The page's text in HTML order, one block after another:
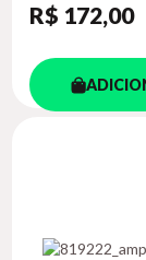
R$ 172,00